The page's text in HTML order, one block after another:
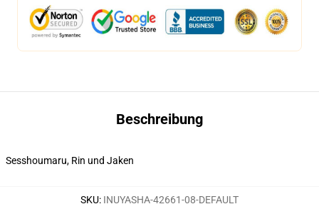
Beschreibung
Sesshoumaru, Rin und Jaken
SKU: INUYASHA-42661-08-DEFAULT